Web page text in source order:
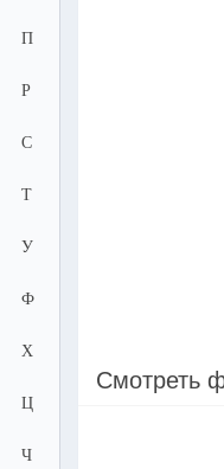
П
Р
С
Т
У
Ф
Х
Ц
Ч
Смотреть